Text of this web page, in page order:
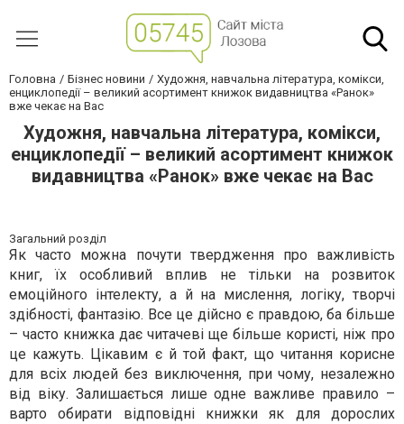
Головна Бізнес новини
Художня, навчальна література, комікси,
енциклопедії – великий асортимент книжок видавництва «Ранок»
вже чекає на Вас
Художня, навчальна література, комікси,
енциклопедії – великий асортимент книжок
видавництва «Ранок» вже чекає на Вас
Загальний розділ
Як часто можна почути твердження про важливість
книг, їх особливий вплив не тільки на розвиток
емоційного інтелекту, а й на мислення, логіку, творчі
здібності, фантазію. Все це дійсно є правдою, ба більше
– часто книжка дає читачеві ще більше користі, ніж про
це кажуть. Цікавим є й той факт, що читання корисне
для всіх людей без виключення, при чому, незалежно
від віку. Залишається лише одне важливе правило –
варто обирати відповідні книжки як для дорослих